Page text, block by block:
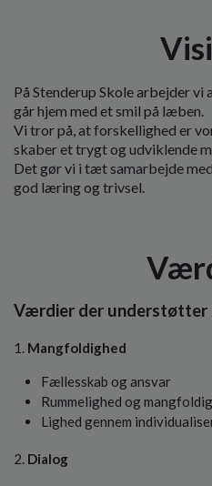
På Stenderup Skole arbejder vi
går hjem med et smil på læben.
Vi tror på, at forskellighed er
skaber et trygt og udviklende
Det gør vi i tæt samarbejde
god læring og trivsel.
Værdier der understøtter
Mangfoldighed
Fællesskab og ansvar
Rummelighed og
Lighed gennem
Dialog